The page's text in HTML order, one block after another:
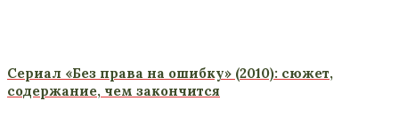
Сериал «Без права на ошибку» (2010): сюжет,
содержание, чем закончится